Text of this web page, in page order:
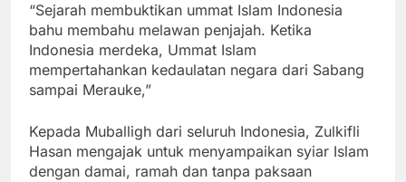
“Sejarah membuktikan ummat Islam Indonesia
bahu membahu melawan penjajah. Ketika
Indonesia merdeka, Ummat Islam
mempertahankan kedaulatan negara dari Sabang
sampai Merauke,”
Kepada Muballigh dari seluruh Indonesia, Zulkifli
Hasan mengajak untuk menyampaikan syiar Islam
dengan damai, ramah dan tanpa paksaan